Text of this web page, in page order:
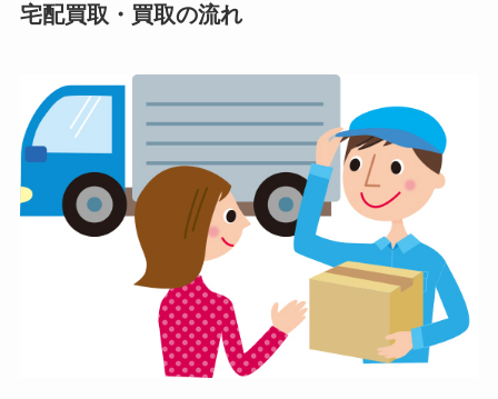
宅配買取・買取の流れ